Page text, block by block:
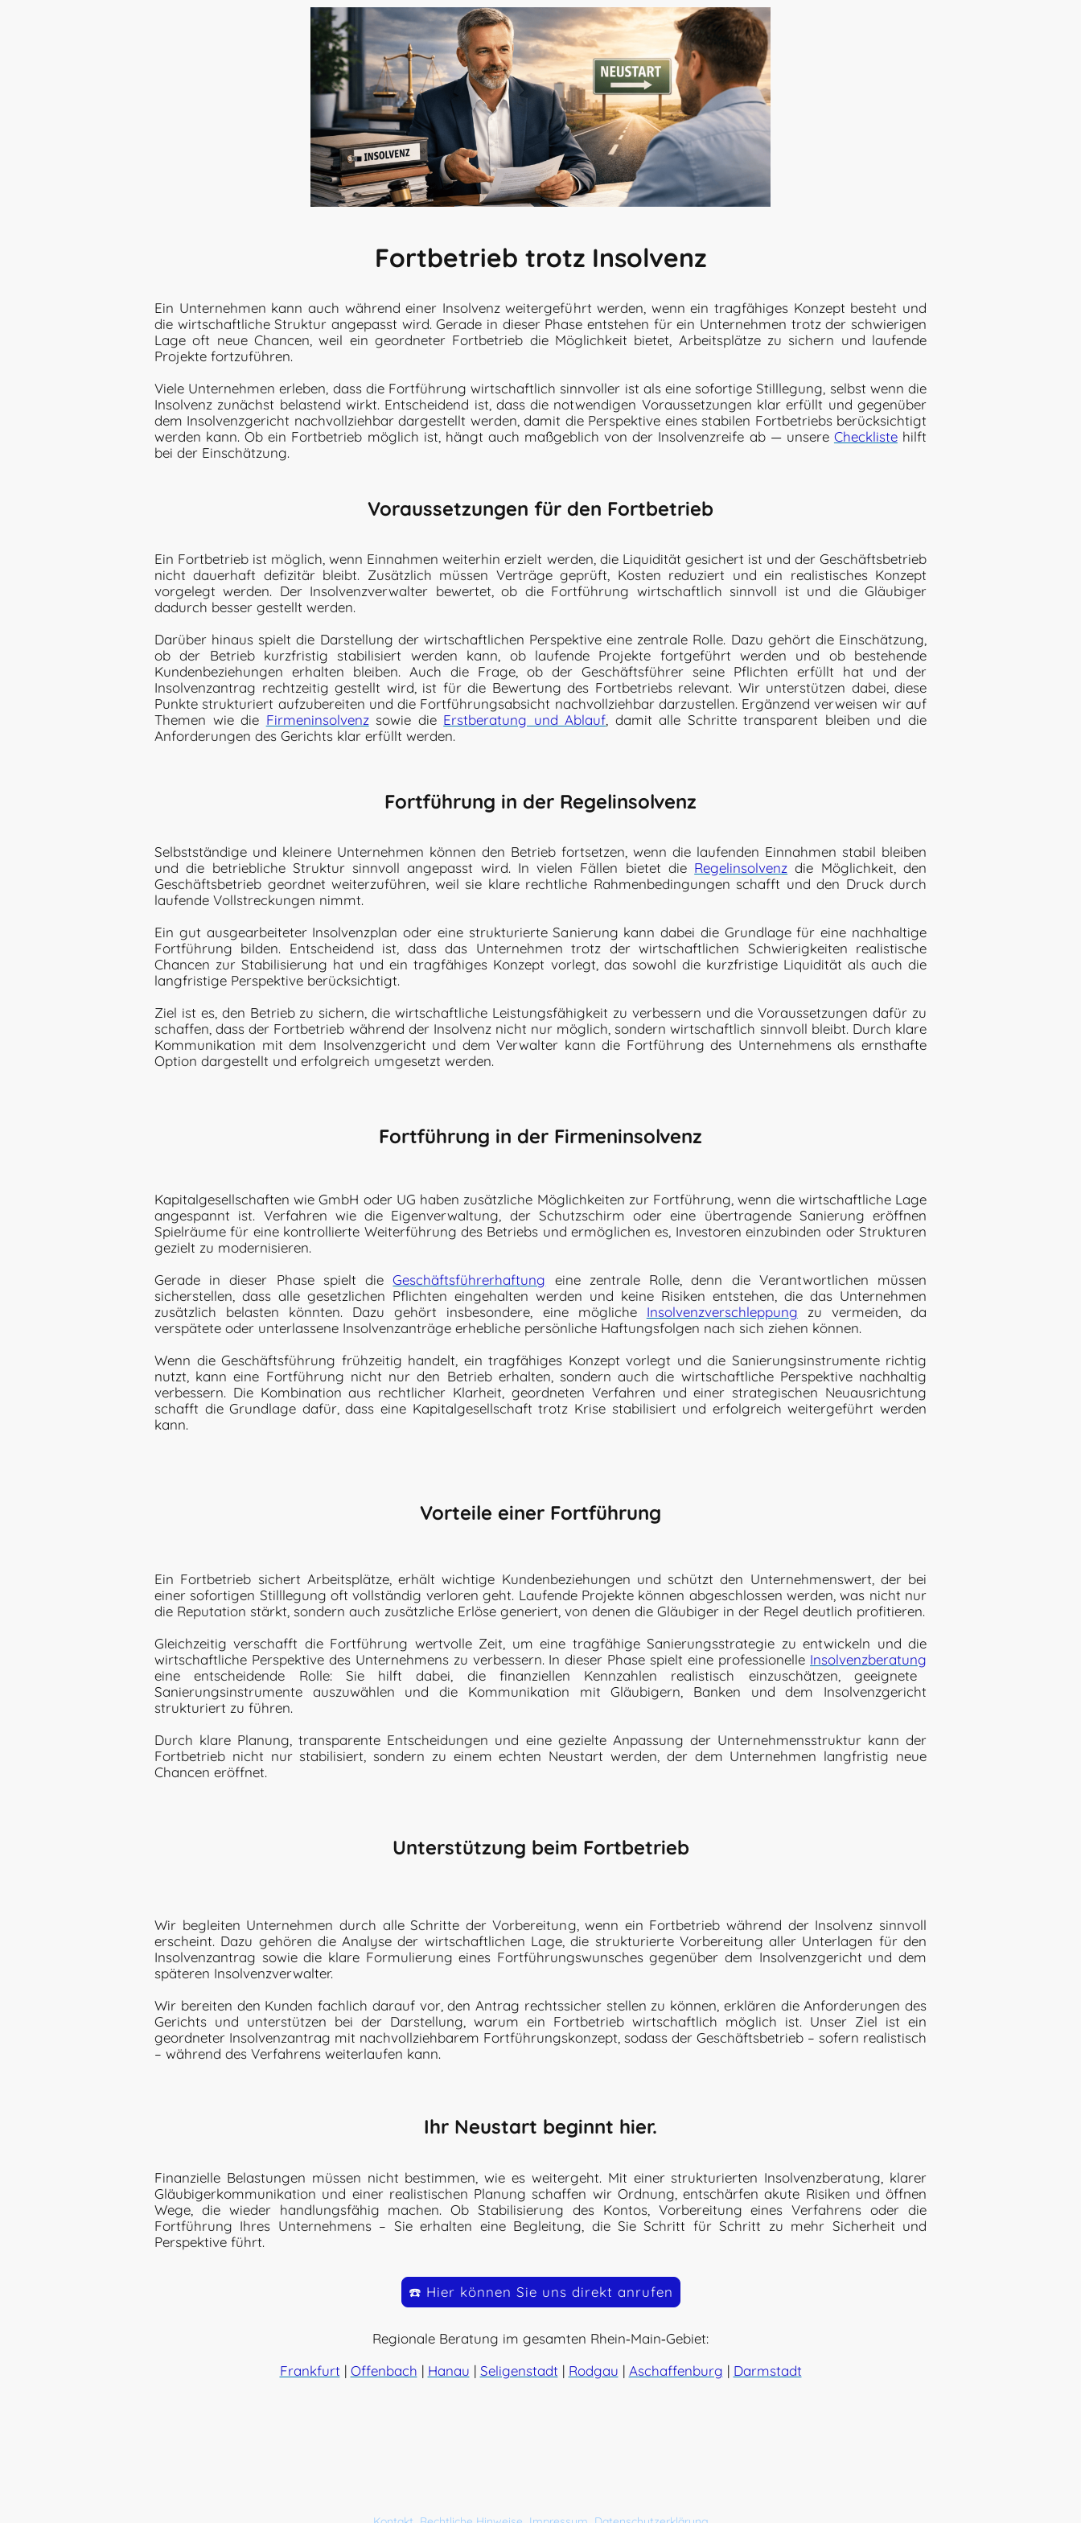
Fortbetrieb trotz Insolvenz
Ein Unternehmen kann auch während einer Insolvenz weitergeführt werden, wenn ein tragfähiges Konzept besteht und
die wirtschaftliche Struktur angepasst wird. Gerade in dieser Phase entstehen für ein Unternehmen trotz der schwierigen
Lage oft neue Chancen, weil ein geordneter Fortbetrieb die Möglichkeit bietet, Arbeitsplätze zu sichern und laufende
Projekte fortzuführen.
Viele Unternehmen erleben, dass die Fortführung wirtschaftlich sinnvoller ist als eine sofortige Stilllegung, selbst wenn die
Insolvenz zunächst belastend wirkt. Entscheidend ist, dass die notwendigen Voraussetzungen klar erfüllt und gegenüber
dem Insolvenzgericht nachvollziehbar dargestellt werden, damit die Perspektive eines stabilen Fortbetriebs berücksichtigt
werden kann. Ob ein Fortbetrieb möglich ist, hängt auch maßgeblich von der Insolvenzreife ab — unsere Checklistehilft
bei der Einschätzung.
Voraussetzungen für den Fortbetrieb
Ein Fortbetrieb ist möglich, wenn Einnahmen weiterhin erzielt werden, die Liquidität gesichert ist und der Geschäftsbetrieb
nicht dauerhaft defizitär bleibt. Zusätzlich müssen Verträge geprüft, Kosten reduziert und ein realistisches Konzept
vorgelegt werden. Der Insolvenzverwalter bewertet, ob die Fortführung wirtschaftlich sinnvoll ist und die Gläubiger
dadurch besser gestellt werden.
Darüber hinaus spielt die Darstellung der wirtschaftlichen Perspektive eine zentrale Rolle. Dazu gehört die Einschätzung,
ob der Betrieb kurzfristig stabilisiert werden kann, ob laufende Projekte fortgeführt werden und ob bestehende
Kundenbeziehungen erhalten bleiben. Auch die Frage, ob der Geschäftsführer seine Pflichten erfüllt hat und der
Insolvenzantrag rechtzeitig gestellt wird, ist für die Bewertung des Fortbetriebs relevant. Wir unterstützen dabei, diese
Punkte strukturiert aufzubereiten und die Fortführungsabsicht nachvollziehbar darzustellen. Ergänzend verweisen wir auf
Themen wie die Firmeninsolvenzsowie die Erstberatung und Ablauf , damit alle Schritte transparent bleiben und die
Anforderungen des Gerichts klar erfüllt werden.
Fortführung in der Regelinsolvenz
Selbstständige und kleinere Unternehmen können den Betrieb fortsetzen, wenn die laufenden Einnahmen stabil bleiben
und die betriebliche Struktur sinnvoll angepasst wird. In vielen Fällen bietet die Regelinsolvenz die Möglichkeit, den
Geschäftsbetrieb geordnet weiterzuführen, weil sie klare rechtliche Rahmenbedingungen schafft und den Druck durch
laufende Vollstreckungen nimmt.
Ein gut ausgearbeiteter Insolvenzplan oder eine strukturierte Sanierung kann dabei die Grundlage für eine nachhaltige
Fortführung bilden. Entscheidend ist, dass das Unternehmen trotz der wirtschaftlichen Schwierigkeiten realistische
Chancen zur Stabilisierung hat und ein tragfähiges Konzept vorlegt, das sowohl die kurzfristige Liquidität als auch die
langfristige Perspektive berücksichtigt.
Ziel ist es, den Betrieb zu sichern, die wirtschaftliche Leistungsfähigkeit zu verbessern und die Voraussetzungen dafür zu
schaffen, dass der Fortbetrieb während der Insolvenz nicht nur möglich, sondern wirtschaftlich sinnvoll bleibt. Durch klare
Kommunikation mit dem Insolvenzgericht und dem Verwalter kann die Fortführung des Unternehmens als ernsthafte
Option dargestellt und erfolgreich umgesetzt werden.
Fortführung in der Firmeninsolvenz
Kapitalgesellschaften wie GmbH oder UG haben zusätzliche Möglichkeiten zur Fortführung, wenn die wirtschaftliche Lage
angespannt ist. Verfahren wie die Eigenverwaltung, der Schutzschirm oder eine übertragende Sanierung eröffnen
Spielräume für eine kontrollierte Weiterführung des Betriebs und ermöglichen es, Investoren einzubinden oder Strukturen
gezielt zu modernisieren.
Gerade in dieser Phase spielt dieGeschäftsführerhaftung eine zentrale Rolle, denn die Verantwortlichen müssen
sicherstellen, dass alle gesetzlichen Pflichten eingehalten werden und keine Risiken entstehen, die das Unternehmen
zusätzlich belasten könnten. Dazu gehört insbesondere, eine mögliche Insolvenzverschleppung zu vermeiden, da
verspätete oder unterlassene Insolvenzanträge erhebliche persönliche Haftungsfolgen nach sich ziehen können.
Wenn die Geschäftsführung frühzeitig handelt, ein tragfähiges Konzept vorlegt und die Sanierungsinstrumente richtig
nutzt, kann eine Fortführung nicht nur den Betrieb erhalten, sondern auch die wirtschaftliche Perspektive nachhaltig
verbessern. Die Kombination aus rechtlicher Klarheit, geordneten Verfahren und einer strategischen Neuausrichtung
schafft die Grundlage dafür, dass eine Kapitalgesellschaft trotz Krise stabilisiert und erfolgreich weitergeführt werden
kann.
Vorteile einer Fortführung
Ein Fortbetrieb sichert Arbeitsplätze, erhält wichtige Kundenbeziehungen und schützt den Unternehmenswert, der bei
einer sofortigen Stilllegung oft vollständig verloren geht. Laufende Projekte können abgeschlossen werden, was nicht nur
die Reputation stärkt, sondern auch zusätzliche Erlöse generiert, von denen die Gläubiger in der Regel deutlich profitieren.
Gleichzeitig verschafft die Fortführung wertvolle Zeit, um eine tragfähige Sanierungsstrategie zu entwickeln und die
wirtschaftliche Perspektive des Unternehmens zu verbessern. In dieser Phase spielt eine professionelle Insolvenzberatung
eine entscheidende Rolle: Sie hilft dabei, die finanziellen Kennzahlen realistisch einzuschätzen, geeignete
Sanierungsinstrumente auszuwählen und die Kommunikation mit Gläubigern, Banken und dem Insolvenzgericht
strukturiert zu führen.
Durch klare Planung, transparente Entscheidungen und eine gezielte Anpassung der Unternehmensstruktur kann der
Fortbetrieb nicht nur stabilisiert, sondern zu einem echten Neustart werden, der dem Unternehmen langfristig neue
Chancen eröffnet.
Unterstützung beim Fortbetrieb
Ihr Neustart beginnt hier.
Finanzielle Belastungen müssen nicht bestimmen, wie es weitergeht. Mit einer strukturierten Insolvenzberatung, klarer
Gläubigerkommunikation und einer realistischen Planung schaffen wir Ordnung, entschärfen akute Risiken und öffnen
Wege, die wieder handlungsfähig machen. Ob Stabilisierung des Kontos, Vorbereitung eines Verfahrens oder die
Fortführung Ihres Unternehmens – Sie erhalten eine Begleitung, die Sie Schritt für Schritt zu mehr Sicherheit und
Perspektive führt.
Wir begleiten Unternehmen durch alle Schritte der Vorbereitung, wenn ein Fortbetrieb während der Insolvenz sinnvoll
erscheint. Dazu gehören die Analyse der wirtschaftlichen Lage, die strukturierte Vorbereitung aller Unterlagen für den
Insolvenzantrag sowie die klare Formulierung eines Fortführungswunsches gegenüber dem Insolvenzgericht und dem
späteren Insolvenzverwalter.
Wir bereiten den Kunden fachlich darauf vor, den Antrag rechtssicher stellen zu können, erklären die Anforderungen des
Gerichts und unterstützen bei der Darstellung, warum ein Fortbetrieb wirtschaftlich möglich ist. Unser Ziel ist ein
geordneter Insolvenzantrag mit nachvollziehbarem Fortführungskonzept, sodass der Geschäftsbetrieb – sofern realistisch
– während des Verfahrens weiterlaufen kann.
☎️ Hier können Sie uns direkt anrufen
Regionale Beratung im gesamten Rhein‑Main‑Gebiet:
Frankfurt | Offenbach | Hanau | Seligenstadt | Rodgau | Aschaffenburg | Darmstadt